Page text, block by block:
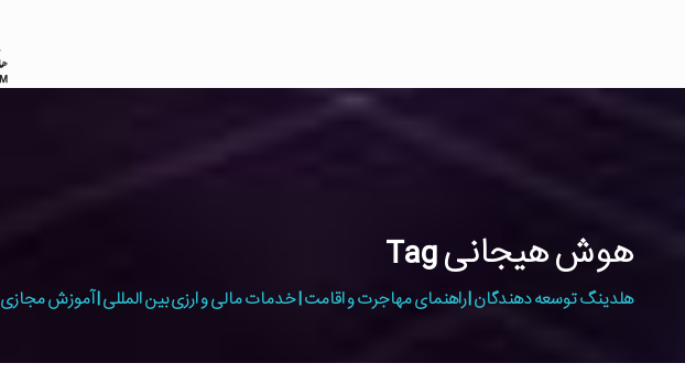
هوش هیجانی Tag
هلدینگ توسعه دهندگان | راهنمای مهاجرت و اقامت | خدمات مالی و ارزی بین المللی | آموزش مجازی